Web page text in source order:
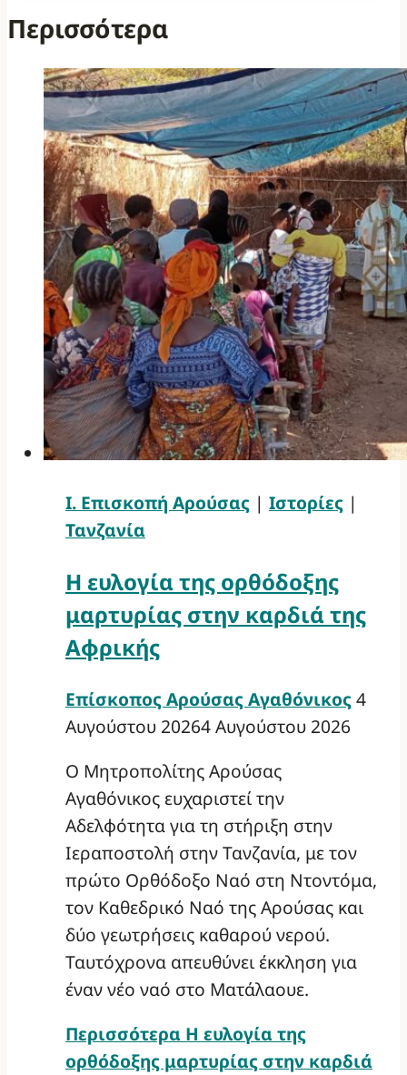
Περισσότερα
Ι. Επισκοπή Αρούσας | Ιστορίες |
Τανζανία
Η ευλογία της ορθόδοξης
μαρτυρίας στην καρδιά της
Αφρικής
Επίσκοπος Αρούσας Αγαθόνικος 4
Αυγούστου 20264 Αυγούστου 2026
Ο Μητροπολίτης Αρούσας
Αγαθόνικος ευχαριστεί την
Αδελφότητα για τη στήριξη στην
Ιεραποστολή στην Τανζανία, με τον
πρώτο Ορθόδοξο Ναό στη Ντοντόμα,
τον Καθεδρικό Ναό της Αρούσας και
δύο γεωτρήσεις καθαρού νερού.
Ταυτόχρονα απευθύνει έκκληση για
έναν νέο ναό στο Ματάλαουε.
Περισσότερα Η ευλογία της
ορθόδοξης μαρτυρίας στην καρδιά